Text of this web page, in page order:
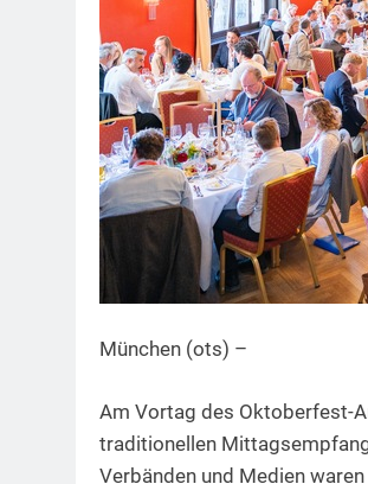
München (ots) –
Am Vortag des Oktoberfest-
traditionellen
Verbänden und Medien